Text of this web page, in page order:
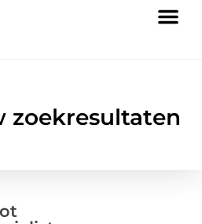
zoekresultaten